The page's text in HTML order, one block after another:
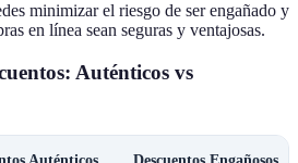
minimizar el riesgo de ser engañado y
en línea sean seguras y ventajosas.
Auténticos vs